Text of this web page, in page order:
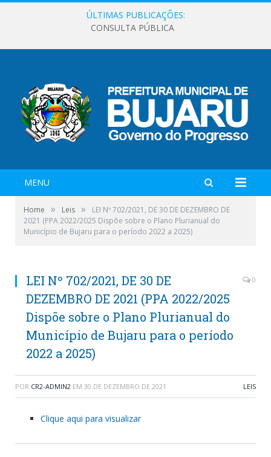
ÚLTIMAS PUBLICAÇÕES:
CONSULTA PÚBLICA
MENU
Home » Leis »
LEI Nº 702/2021, DE 30 DE DEZEMBRO DE
2021 (PPA 2022/2025 Dispõe sobre o Plano Plurianual do
Município de Bujaru para o período 2022 a 2025)
LEI Nº 702/2021, DE 30 DE
DEZEMBRO DE 2021 (PPA 2022/2025
Dispõe sobre o Plano Plurianual do
Município de Bujaru para o período
2022 a 2025)
0
POR CR2-ADMIN2 EM 30 DE DEZEMBRO DE 2021 LEIS
Clique aqui para visualizar